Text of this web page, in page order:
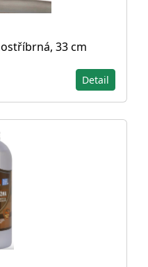
33 cm
Detail